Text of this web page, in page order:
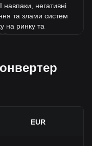
негативні
та злами систем
на ринку та
мають
що, в
традиційних
регуляторна
EUR